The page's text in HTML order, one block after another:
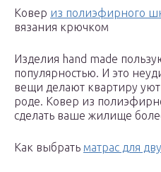
Ковер из полиэфирного
вязания крючком
Изделия hand made
популярностью. И это
вещи делают квартиру
роде. Ковер из
сделать ваше жилище
Как выбрать матрас для